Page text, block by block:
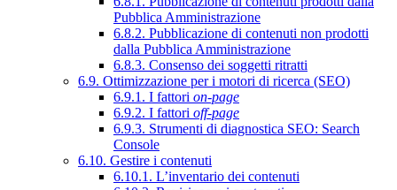
Pubblica Amministrazione
6.8.2. Pubblicazione di contenuti non prodotti
dalla Pubblica Amministrazione
6.8.3. Consenso dei soggetti ritratti
6.9. Ottimizzazione per i motori di ricerca (SEO)
6.9.1. I fattori on-page
6.9.2. I fattori off-page
6.9.3. Strumenti di diagnostica SEO: Search
Console
6.10. Gestire i contenuti
6.10.1. L’inventario dei contenuti